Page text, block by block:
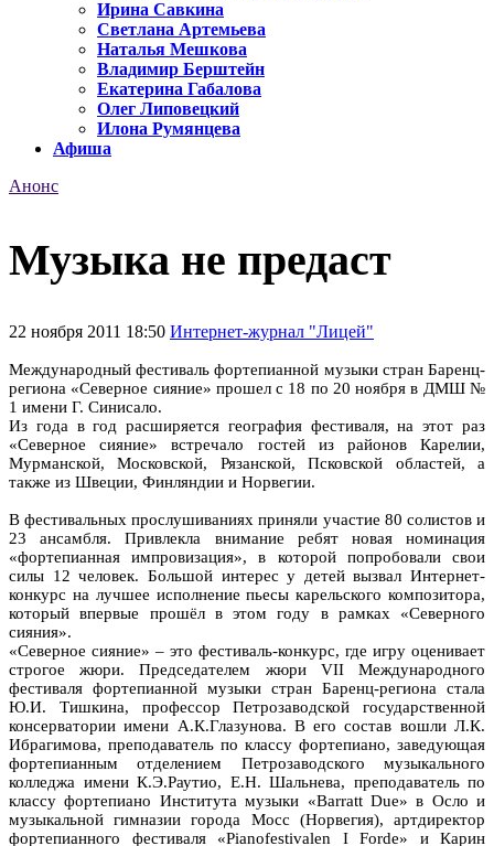
Ирина Савкина
Светлана Артемьева
Наталья Мешкова
Владимир Берштейн
Екатерина Габалова
Олег Липовецкий
Илона Румянцева
Афиша
Анонс
Музыка не предаст
22 ноября 2011 18:50 Интернет-журнал "Лицей"
Международный фестиваль фортепианной музыки стран Баренц-
региона «Северное сияние» прошел с 18 по 20 ноября в ДМШ №
1 имени Г. Синисало.
Из года в год расширяется география фестиваля, на этот раз
«Северное сияние» встречало гостей из районов Карелии,
Мурманской, Московской, Рязанской, Псковской областей, а
также из Швеции, Финляндии и Норвегии.
В фестивальных прослушиваниях приняли участие 80 солистов и
23 ансамбля. Привлекла внимание ребят новая номинация
«фортепианная импровизация», в которой попробовали свои
силы 12 человек. Большой интерес у детей вызвал Интернет-
конкурс на лучшее исполнение пьесы карельского композитора,
который впервые прошёл в этом году в рамках «Северного
сияния».
«Северное сияние» – это фестиваль-конкурс, где игру оценивает
строгое жюри. Председателем жюри VII Международного
фестиваля фортепианной музыки стран Баренц-региона стала
Ю.И. Тишкина, профессор Петрозаводской государственной
консерватории имени А.К.Глазунова. В его состав вошли Л.К.
Ибрагимова, преподаватель по классу фортепиано, заведующая
фортепианным отделением Петрозаводского музыкального
колледжа имени К.Э.Раутио, Е.Н. Шальнева, преподаватель по
классу фортепиано Института музыки «Barratt Due» в Осло и
музыкальной гимназии города Мосс (Норвегия), артдиректор
фортепианного фестиваля «Pianofestivalen I Forde» и Карин